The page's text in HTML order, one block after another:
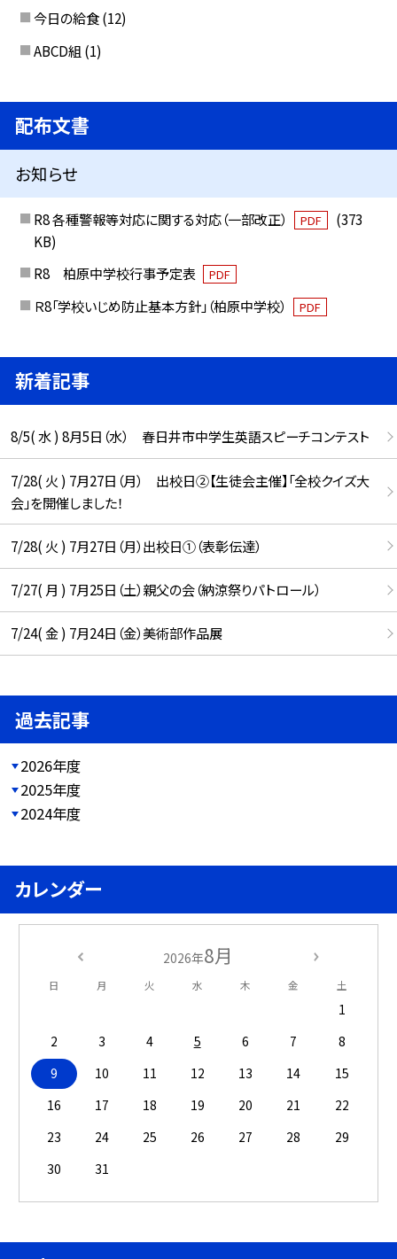
今日の給食 (12)
ABCD組 (1)
配布文書
お知らせ
R8 各種警報等対応に関する対応（一部改正） PDF
(373
KB)
R8 柏原中学校行事予定表
PDF
Ｒ8「学校いじめ防止基本方針」（柏原中学校） PDF
新着記事
8/5( 水 ) 8月5日（水） 春日井市中学生英語スピーチコンテスト
7/28( 火 ) 7月27日（月） 出校日②【生徒会主催】「全校クイズ大
会」を開催しました！
7/28( 火 ) 7月27日（月）出校日①（表彰伝達）
7/27( 月 ) 7月25日（土）親父の会（納涼祭りパトロール）
7/24( 金 ) 7月24日（金）美術部作品展
過去記事
2026年度
2025年度
2024年度
カレンダー
2026年8月
日 月 火 水 木 金 土
1
2
3 4 5 6 7
8
9
10 11 12 13 14
15
16
17 18 19 20 21
22
23
24 25 26 27 28
29
30
31